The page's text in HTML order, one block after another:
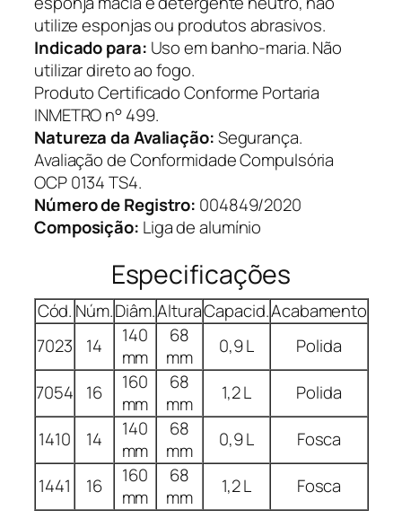
utilize esponjas ou produtos abrasivos.
Indicado para: Uso em banho-maria. Não
utilizar direto ao fogo.
Produto Certificado Conforme Portaria
INMETRO n° 499.
Natureza da Avaliação:Segurança.
Avaliação de Conformidade Compulsória
OCP 0134 TS4.
Número de Registro: 004849/2020
Composição: Liga de alumínio
Especificações
Cód. Núm.Diâm.AlturaCapacid.Acabamento
7023
14
140
mm
68
mm
0,9 L
Polida
7054
16
160
mm
68
mm
1,2 L
Polida
1410
14
140
mm
68
mm
0,9 L
Fosca
1441
16
160
mm
68
mm
1,2 L Fosca